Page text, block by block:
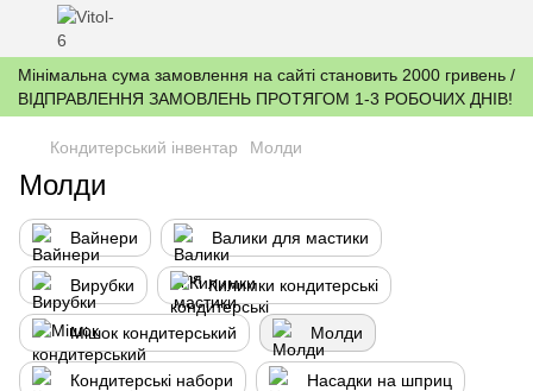
Мінімальна сума замовлення на сайті становить 2000 гривень /
ВІДПРАВЛЕННЯ ЗАМОВЛЕНЬ ПРОТЯГОМ 1-3 РОБОЧИХ ДНІВ!
Кондитерський інвентар Молди
Молди
Вайнери Валики для мастики
Вирубки Килимки кондитерські
Мішок кондитерський Молди
Кондитерські набори Насадки на шприц